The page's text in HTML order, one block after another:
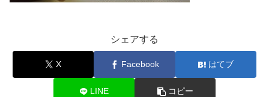
シェアする
X Facebook はてブ
LINE コピー